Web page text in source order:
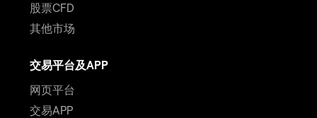
股票CFD
其他市场
交易平台及APP
网页平台
交易APP